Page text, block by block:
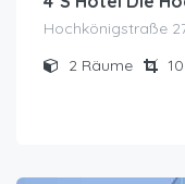
Hochkönigstraße
2 Räume